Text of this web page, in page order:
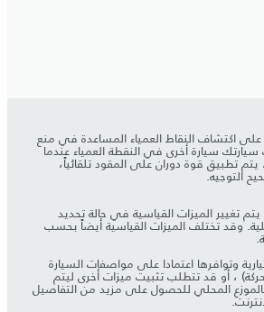
اكتشاف النقاط العمياء المساعدة في منع
سيارة أخرى في النقطة العمياء عندما
يتم تطبيق قوة دوران على المقود تلقائياً،
التوجيه.
تغيير الميزات القياسية في حالة تحديد
وقد تختلف الميزات القياسية أيضاً بحسب
وتوافرها اعتمادا على مواصفات السيارة
، أو قد تتطلب تثبيت ميزات أخرى ليتم
المحلي للحصول على مزيد من التفاصيل